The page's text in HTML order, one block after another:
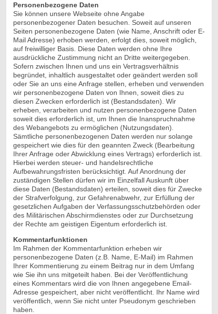
Personenbezogene Daten
Sie können unsere Webseite ohne Angabe
personenbezogener Daten besuchen. Soweit auf unseren
Seiten personenbezogene Daten (wie Name, Anschrift oder E-
Mail Adresse) erhoben werden, erfolgt dies, soweit möglich,
auf freiwilliger Basis. Diese Daten werden ohne Ihre
ausdrückliche Zustimmung nicht an Dritte weitergegeben.
Sofern zwischen Ihnen und uns ein Vertragsverhältnis
begründet, inhaltlich ausgestaltet oder geändert werden soll
oder Sie an uns eine Anfrage stellen, erheben und verwenden
wir personenbezogene Daten von Ihnen, soweit dies zu
diesen Zwecken erforderlich ist (Bestandsdaten). Wir
erheben, verarbeiten und nutzen personenbezogene Daten
soweit dies erforderlich ist, um Ihnen die Inanspruchnahme
des Webangebots zu ermöglichen (Nutzungsdaten).
Sämtliche personenbezogenen Daten werden nur solange
gespeichert wie dies für den geannten Zweck (Bearbeitung
Ihrer Anfrage oder Abwicklung eines Vertrags) erforderlich ist.
Hierbei werden steuer- und handelsrechtliche
Aufbewahrungsfristen berücksichtigt. Auf Anordnung der
zuständigen Stellen dürfen wir im Einzelfall Auskunft über
diese Daten (Bestandsdaten) erteilen, soweit dies für Zwecke
der Strafverfolgung, zur Gefahrenabwehr, zur Erfüllung der
gesetzlichen Aufgaben der Verfassungsschutzbehörden oder
des Militärischen Abschirmdienstes oder zur Durchsetzung
der Rechte am geistigen Eigentum erforderlich ist.
Kommentarfunktionen
Im Rahmen der Kommentarfunktion erheben wir
personenbezogene Daten (z.B. Name, E-Mail) im Rahmen
Ihrer Kommentierung zu einem Beitrag nur in dem Umfang
wie Sie ihn uns mitgeteilt haben. Bei der Veröffentlichung
eines Kommentars wird die von Ihnen angegebene Email-
Adresse gespeichert, aber nicht veröffentlicht. Ihr Name wird
veröffentlich, wenn Sie nicht unter Pseudonym geschrieben
haben.